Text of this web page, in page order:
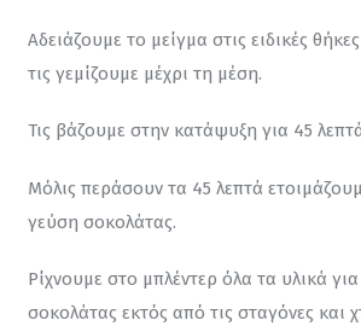
Αδειάζουμε το μείγμα στις ειδικές
τις γεμίζουμε μέχρι τη μέση.
Τις βάζουμε στην κατάψυξη για 45
Μόλις περάσουν τα 45 λεπτά
γεύση σοκολάτας.
Ρίχνουμε στο μπλέντερ όλα τα υλικά
σοκολάτας εκτός από τις σταγόνες και